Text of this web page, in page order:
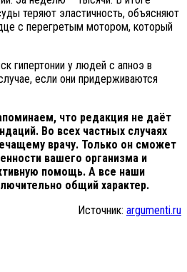
теряют эластичность, объясняют
с перегретым мотором, который
гипертонии у людей с апноэ в
если они придерживаются
что редакция не даёт
Во всех частных случаях
врачу. Только он сможет
вашего организма и
помощь. А все наши
общий характер.
Источник: argumenti.ru